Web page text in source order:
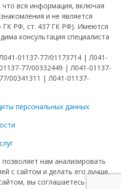
вся информация, включая
и не является
ГК РФ, ст. 437 ГК РФ). Имеются
консультация специалиста
01137-77/01173714 | Л041-
77/00332449 | Л041-01137-
00341311 | Л041-01137-
персональных данных
нам анализировать
с сайтом и делать его лучше.
вы соглашаетесь с